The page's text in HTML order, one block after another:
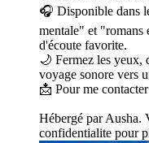
🎧 Disponible dans
mentale" et "romans
d'écoute favorite.
🌙 Fermez les yeux,
voyage sonore vers
📩 Pour me
Hébergé par Ausha.
confidentialite pour